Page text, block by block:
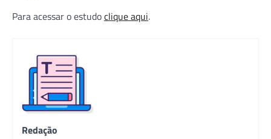
Para acessar o estudoclique aqui.
Redação